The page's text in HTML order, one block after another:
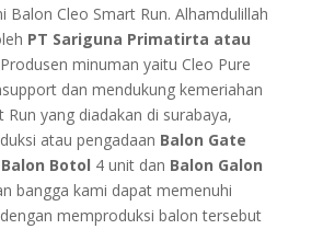
Balon Cleo Smart Run. Alhamdulillah
PT Sariguna Primatirta atau
minuman yaitu Cleo Pure
dan mendukung kemeriahan
Run yang diadakan di surabaya,
atau pengadaan Balon Gate
Balon Botol 4 unit dan Balon Galon
bangga kami dapat memenuhi
memproduksi balon tersebut